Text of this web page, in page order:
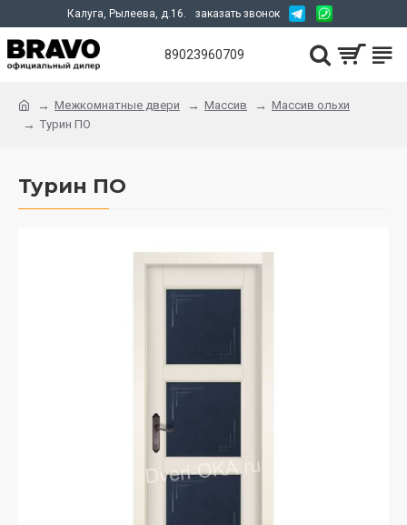
Калуга, Рылеева, д.16. заказать звонок
89023960709
Межкомнатные двери Массив
Массив ольхи
Турин ПО
Турин ПО